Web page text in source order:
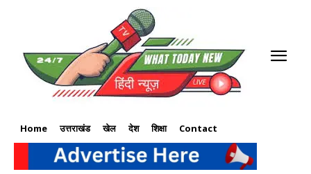
Home उत्तराखंड खेल देश शिक्षा Contact